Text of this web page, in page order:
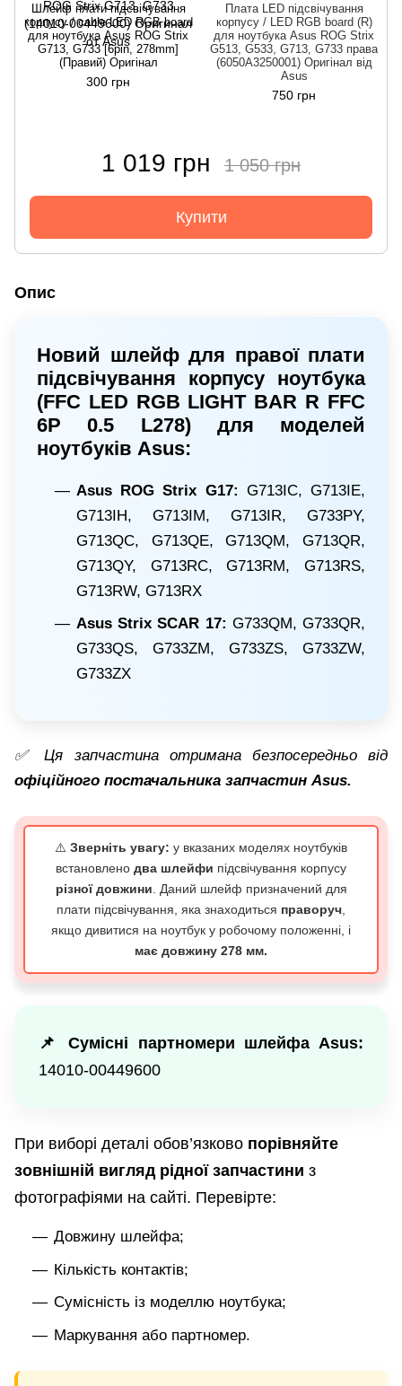
Шлейф плати підсвічування
корпусу / cable LED RGB board
для ноутбука Asus ROG Strix
G713, G733 [6pin, 278mm]
(Правий) Оригінал
300 грн
Плата LED підсвічування
корпусу / LED RGB board (R)
для ноутбука Asus ROG Strix
G513, G533, G713, G733 права
(6050A3250001) Оригінал від
Asus
750 грн
1 019 грн 1 050 грн
Купити
Опис
Новий шлейф для правої плати
підсвічування корпусу ноутбука
(FFC LED RGB LIGHT BAR R FFC
6P 0.5 L278) для моделей
ноутбуків Asus:
Asus ROG Strix G17: G713IC, G713IE,
G713IH, G713IM, G713IR, G733PY,
G713QC, G713QE, G713QM, G713QR,
G713QY, G713RC, G713RM, G713RS,
G713RW, G713RX
Asus Strix SCAR 17: G733QM, G733QR,
G733QS, G733ZM, G733ZS, G733ZW,
G733ZX
✅ Ця запчастина отримана безпосередньо від
офіційного постачальника запчастин Asus.
⚠️ Зверніть увагу: у вказаних моделях ноутбуків
встановлено два шлейфи підсвічування корпусу
різної довжини. Даний шлейф призначений для
плати підсвічування, яка знаходиться праворуч,
якщо дивитися на ноутбук у робочому положенні, і
має довжину 278 мм.
📌 Сумісні партномери шлейфа Asus:
14010-00449600
При виборі деталі обов’язково порівняйте
зовнішній вигляд рідної запчастини з
фотографіями на сайті. Перевірте:
Довжину шлейфа;
Кількість контактів;
Сумісність із моделлю ноутбука;
Маркування або партномер.